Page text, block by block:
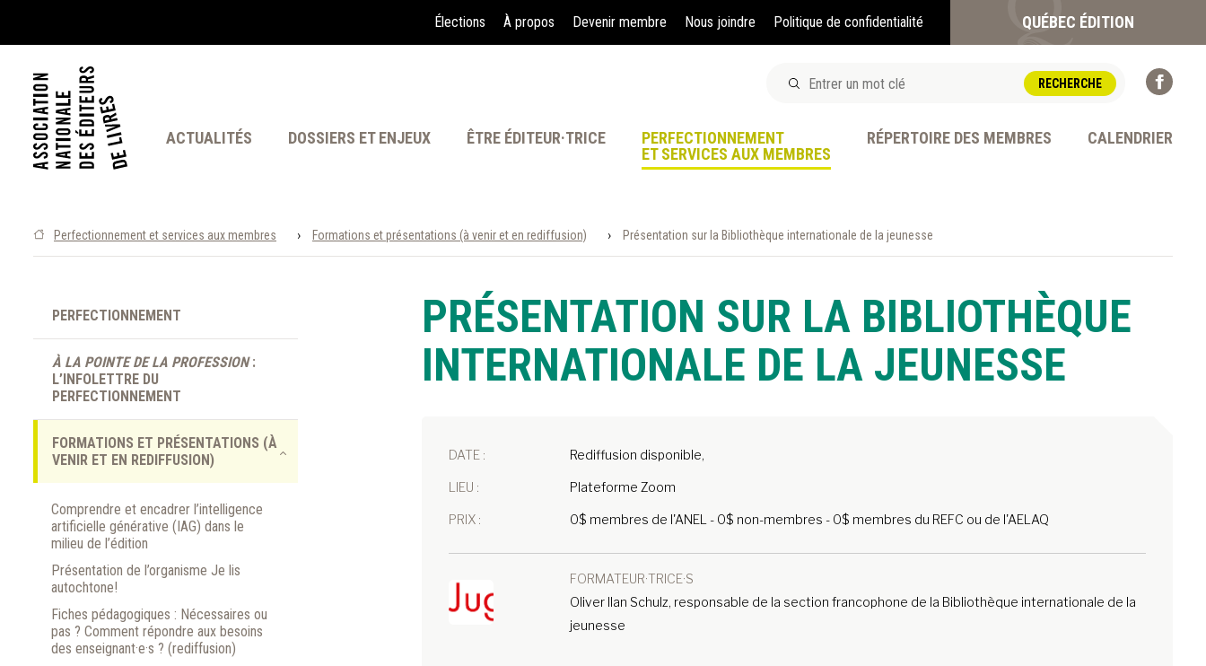
Élections À propos Devenir membre Nous joindre Politique de confidentialité QUÉBEC ÉDITION
ACTUALITÉS DOSSIERS ET ENJEUX ÊTRE ÉDITEUR·TRICE
PERFECTIONNEMENT
ET SERVICES AUX MEMBRES
À LA POINTE DE LA PROFESSION
RÉPERTOIRE DES MEMBRES CALENDRIER
Perfectionnement et services aux membres › Formations et présentations (à venir et en rediffusion) › Présentation sur la Bibliothèque internationale de la jeunesse
PRÉSENTATION SUR LA BIBLIOTHÈQUE
INTERNATIONALE DE LA JEUNESSE
DATE : Rediffusion disponible,
LIEU : Plateforme Zoom
PRIX : 0$ membres de l'ANEL - 0$ non-membres - 0$ membres du REFC ou de l'AELAQ
FORMATEUR·TRICE·S
Oliver Ilan Schulz, responsable de la section francophone de la Bibliothèque internationale de la
jeunesse
PERFECTIONNEMENT
À LA POINTE DE LA PROFESSION:
L’INFOLETTRE DU
PERFECTIONNEMENT
FORMATIONS ET PRÉSENTATIONS (À
VENIR ET EN REDIFFUSION)
Comprendre et encadrer l’intelligence
artificielle générative (IAG) dans le
milieu de l’édition
Présentation de l’organisme Je lis
autochtone!
Fiches pédagogiques : Nécessaires ou
pas ? Comment répondre aux besoins
des enseignant·e·s ? (rediffusion)